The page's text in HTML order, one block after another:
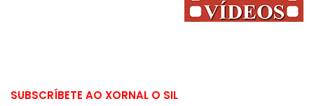
SUBSCRÍBETE AO XORNAL O SIL